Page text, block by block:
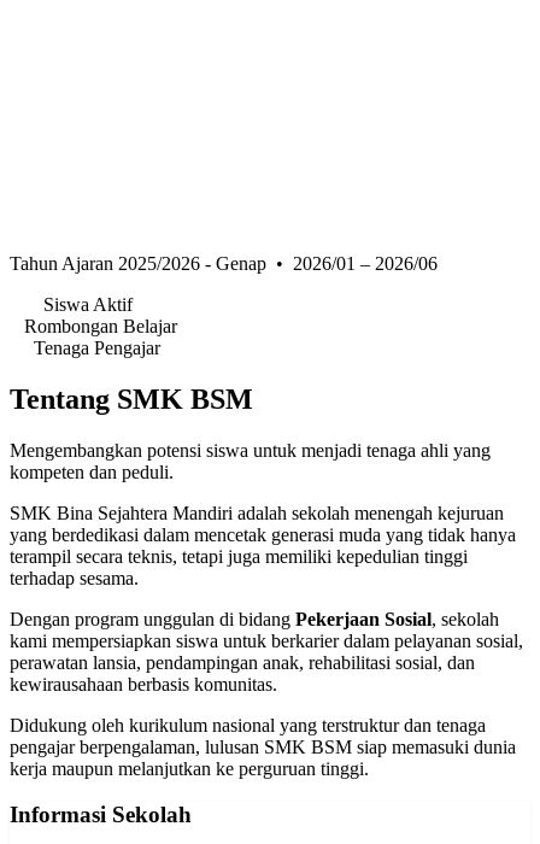
Tahun Ajaran 2025/2026 - Genap • 2026/01 – 2026/06
Siswa Aktif
Rombongan Belajar
Tenaga Pengajar
Tentang SMK BSM
Mengembangkan potensi siswa untuk menjadi tenaga ahli yang
kompeten dan peduli.
SMK Bina Sejahtera Mandiri adalah sekolah menengah kejuruan
yang berdedikasi dalam mencetak generasi muda yang tidak hanya
terampil secara teknis, tetapi juga memiliki kepedulian tinggi
terhadap sesama.
Dengan program unggulan di bidang Pekerjaan Sosial, sekolah
kami mempersiapkan siswa untuk berkarier dalam pelayanan sosial,
perawatan lansia, pendampingan anak, rehabilitasi sosial, dan
kewirausahaan berbasis komunitas.
Didukung oleh kurikulum nasional yang terstruktur dan tenaga
pengajar berpengalaman, lulusan SMK BSM siap memasuki dunia
kerja maupun melanjutkan ke perguruan tinggi.
Informasi Sekolah